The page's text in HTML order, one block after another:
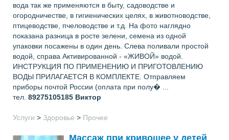
вода так же применяются в быту, садоводстве и
огородничестве, в гигиенических целях, в животноводстве,
птицеводстве, пчеловодстве и т.д. На фото наглядно
показана разница в росте зелени, семена из одной
упаковки посажены в один день. Слева поливали простой
водой, справа Активированной - «ЖИВОЙ» водой.
ИНСТРУКЦИЯ ПО ПРИМЕНЕНИЮ И ПРИГОТОВЛЕНИЮ
ВОДЫ ПРИЛАГАЕТСЯ В КОМПЛЕКТЕ. Отправляем
приборы почтой России (оплата при полу� ...
тел. 89275105185 Виктор
Услуги > Здоровье > Прочее
Массаж при кривошее у детей